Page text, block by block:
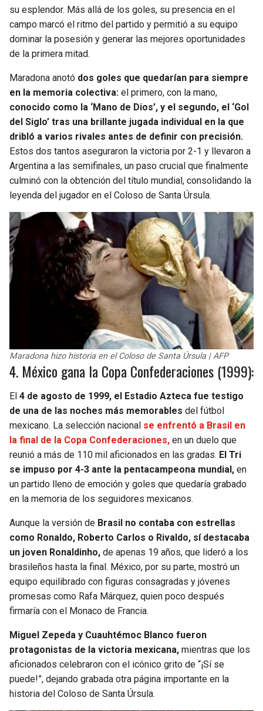
su esplendor. Más allá de los goles, su presencia en el
campo marcó el ritmo del partido y permitió a su equipo
dominar la posesión y generar las mejores oportunidades
de la primera mitad.
Maradona anotó dos goles que quedarían para siempre
en la memoria colectiva: el primero, con la mano,
conocido como la ‘Mano de Dios’, y el segundo, el ‘Gol
del Siglo’ tras una brillante jugada individual en la que
dribló a varios rivales antes de definir con precisión.
Estos dos tantos aseguraron la victoria por 2-1 y llevaron a
Argentina a las semifinales, un paso crucial que finalmente
culminó con la obtención del título mundial, consolidando la
leyenda del jugador en el Coloso de Santa Úrsula.
Maradona hizo historia en el Coloso de Santa Úrsula | AFP
4. México gana la Copa Confederaciones (1999):
El 4 de agosto de 1999, el Estadio Azteca fue testigo
de una de las noches más memorables del fútbol
mexicano. La selección nacional se enfrentó a Brasil en
la final de la Copa Confederaciones, en un duelo que
reunió a más de 110 mil aficionados en las gradas. El Tri
se impuso por 4-3 ante la pentacampeona mundial, en
un partido lleno de emoción y goles que quedaría grabado
en la memoria de los seguidores mexicanos.
Aunque la versión de Brasil no contaba con estrellas
como Ronaldo, Roberto Carlos o Rivaldo, sí destacaba
un joven Ronaldinho, de apenas 19 años, que lideró a los
brasileños hasta la final. México, por su parte, mostró un
equipo equilibrado con figuras consagradas y jóvenes
promesas como Rafa Márquez, quien poco después
firmaría con el Monaco de Francia.
Miguel Zepeda y Cuauhtémoc Blanco fueron
protagonistas de la victoria mexicana, mientras que los
aficionados celebraron con el icónico grito de “¡Sí se
puede!”, dejando grabada otra página importante en la
historia del Coloso de Santa Úrsula.